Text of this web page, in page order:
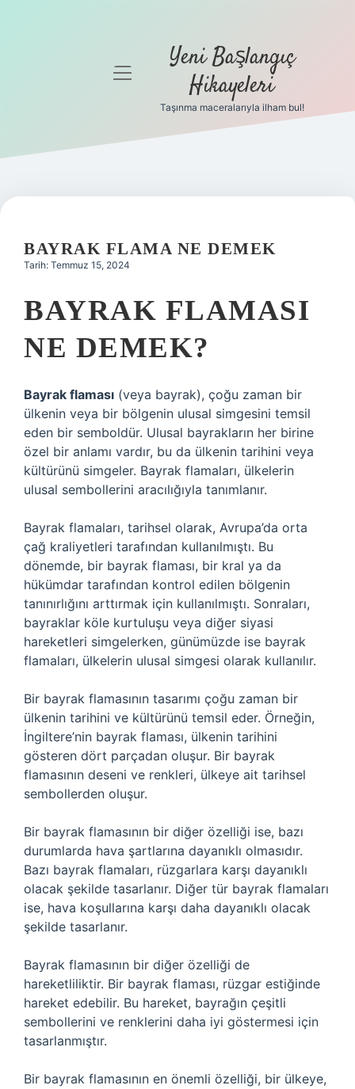
Gizlilik
Hakkımızda
menüyü
Yeni Başlangıç
Hikayeleri
Taşınma maceralarıyla ilham bul!
BAYRAK FLAMA NE DEMEK
Tarih: Temmuz 15, 2024
BAYRAK FLAMASI
NE DEMEK?
Bayrak flaması (veya bayrak), çoğu zaman bir
ülkenin veya bir bölgenin ulusal simgesini temsil
eden bir semboldür. Ulusal bayrakların her birine
özel bir anlamı vardır, bu da ülkenin tarihini veya
kültürünü simgeler. Bayrak flamaları, ülkelerin
ulusal sembollerini aracılığıyla tanımlanır.
Bayrak flamaları, tarihsel olarak, Avrupa’da orta
çağ kraliyetleri tarafından kullanılmıştı. Bu
dönemde, bir bayrak flaması, bir kral ya da
hükümdar tarafından kontrol edilen bölgenin
tanınırlığını arttırmak için kullanılmıştı. Sonraları,
bayraklar köle kurtuluşu veya diğer siyasi
hareketleri simgelerken, günümüzde ise bayrak
flamaları, ülkelerin ulusal simgesi olarak kullanılır.
Bir bayrak flamasının tasarımı çoğu zaman bir
ülkenin tarihini ve kültürünü temsil eder. Örneğin,
İngiltere’nin bayrak flaması, ülkenin tarihini
gösteren dört parçadan oluşur. Bir bayrak
flamasının deseni ve renkleri, ülkeye ait tarihsel
sembollerden oluşur.
Bir bayrak flamasının bir diğer özelliği ise, bazı
durumlarda hava şartlarına dayanıklı olmasıdır.
Bazı bayrak flamaları, rüzgarlara karşı dayanıklı
olacak şekilde tasarlanır. Diğer tür bayrak flamaları
ise, hava koşullarına karşı daha dayanıklı olacak
şekilde tasarlanır.
Bayrak flamasının bir diğer özelliği de
hareketliliktir. Bir bayrak flaması, rüzgar estiğinde
hareket edebilir. Bu hareket, bayrağın çeşitli
sembollerini ve renklerini daha iyi göstermesi için
tasarlanmıştır.
Bir bayrak flamasının en önemli özelliği, bir ülkeye,